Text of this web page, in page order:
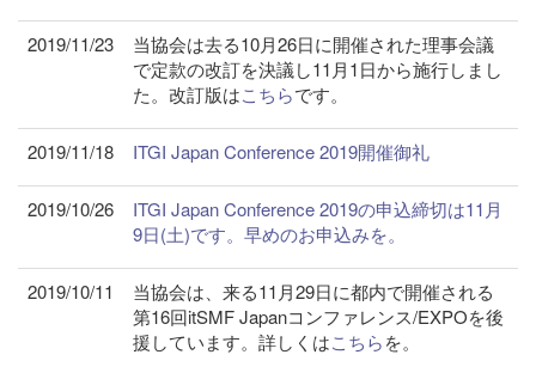
2019/11/23
当協会は去る10月26日に開催された理事会議
で定款の改訂を決議し11月1日から施行しまし
た。改訂版はこちらです。
2019/11/18 ITGI Japan Conference 2019開催御礼
2019/10/26
ITGI Japan Conference 2019の申込締切は11月
9日(土)です。早めのお申込みを。
2019/10/11
当協会は、来る11月29日に都内で開催される
第16回itSMF Japanコンファレンス/EXPOを後
援しています。詳しくはこちらを。